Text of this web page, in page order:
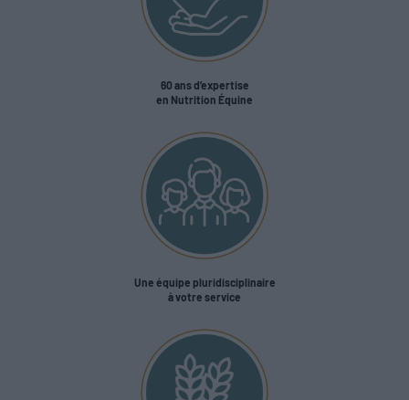
60 ans d’expertise
en Nutrition Équine
Une équipe pluridisciplinaire
à votre service